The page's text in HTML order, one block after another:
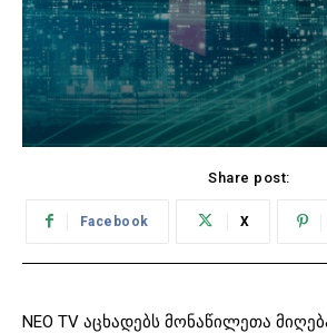
Share post:
Facebook X
NEO TV აცხადებს მონაწილეთა